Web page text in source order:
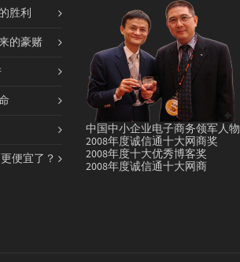
胜利
的豪赌
便宜了？
中国中小企业电子商务领军人物
2008年度诚信通十大网商奖
2008年度十大优秀博客奖
2008年度诚信通十大网商